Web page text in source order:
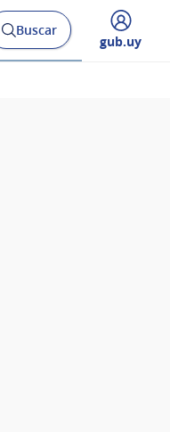
Abrir
buscador
Buscar
Desplegar
gub.uy